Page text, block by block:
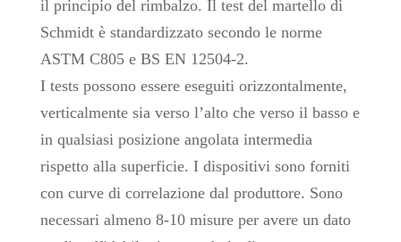
il principio del rimbalzo. Il test del martello di
Schmidt è standardizzato secondo le norme
ASTM C805 e BS EN 12504-2.
I tests possono essere eseguiti orizzontalmente,
verticalmente sia verso l’alto che verso il basso e
in qualsiasi posizione angolata intermedia
rispetto alla superficie. I dispositivi sono forniti
con curve di correlazione dal produttore. Sono
necessari almeno 8-10 misure per avere un dato